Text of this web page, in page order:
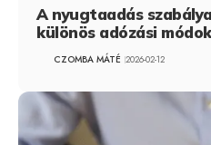
A nyugtaadás
különös adózási módok
CZOMBA MÁTÉ 2026-02-12